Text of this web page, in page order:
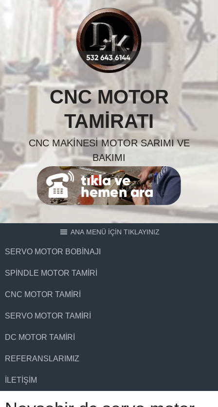
CNC MOTOR
TAMIRATI
CNC MAKINESI MOTOR SARIMI VE
BAKIMI
ANA MENÜ İÇİN TIKLAYINIZ
SERVO MOTOR BOBINAJI
SPINDLE MOTOR TAMIRI
CNC MOTOR TAMIRI
SERVO MOTOR TAMIRI
DC MOTOR TAMIRI
REFERANSLARIMIZ
İLETIŞIM